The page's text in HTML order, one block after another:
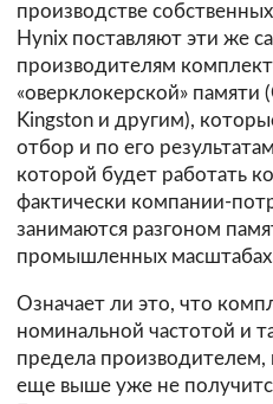
производстве
Hynix поставляют эти же
производителям
«оверклокерской» памяти
Kingston и другим),
отбор и по его
которой будет работать
фактически компании-
занимаются разгоном
промышленных
Означает ли это, что
номинальной частотой и
предела производителем,
еще выше уже не